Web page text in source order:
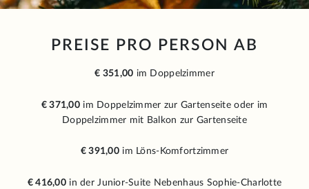
PREISE PRO PERSON AB
€ 351,00 im Doppelzimmer
€ 371,00im Doppelzimmer zur Gartenseite oder im
Doppelzimmer mit Balkon zur Gartenseite
€ 391,00 im Löns-Komfortzimmer
€ 416,00in der Junior-Suite Nebenhaus Sophie-Charlotte